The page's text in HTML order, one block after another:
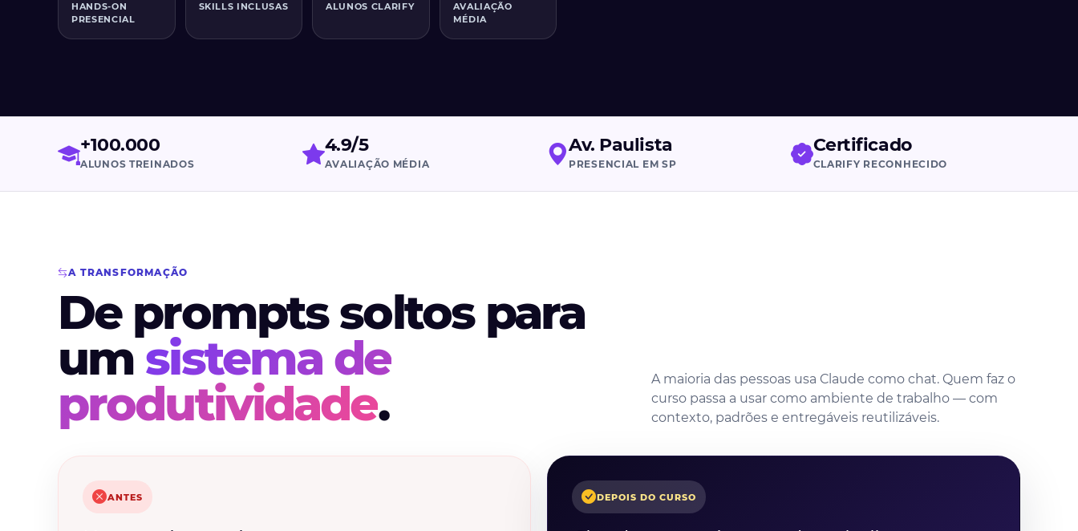
HANDS-ON
PRESENCIAL
SKILLS INCLUSAS ALUNOS CLARIFY
AVALIAÇÃO
MÉDIA
+100.000
ALUNOS TREINADOS
4.9/5
AVALIAÇÃO MÉDIA
Av. Paulista
PRESENCIAL EM SP
Certificado
CLARIFY RECONHECIDO
A TRANSFORMAÇÃO
De prompts soltos para
um sistema de
produtividade.
A maioria das pessoas usa Claude como chat. Quem faz o
curso passa a usar como ambiente de trabalho — com
contexto, padrões e entregáveis reutilizáveis.
ANTES DEPOIS DO CURSO